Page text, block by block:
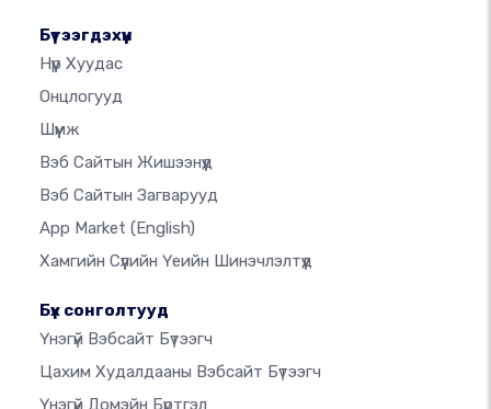
Бүтээгдэхүүн
Нүүр Хуудас
Онцлогууд
Шүүмж
Вэб Сайтын Жишээнүүд
Вэб Сайтын Загварууд
App Market (English)
Хамгийн Сүүлийн Үеийн Шинэчлэлтүүд
Бүх сонголтууд
Үнэгүй Вэбсайт Бүтээгч
Цахим Худалдааны Вэбсайт Бүтээгч
Үнэгүй Домэйн Бүртгэл